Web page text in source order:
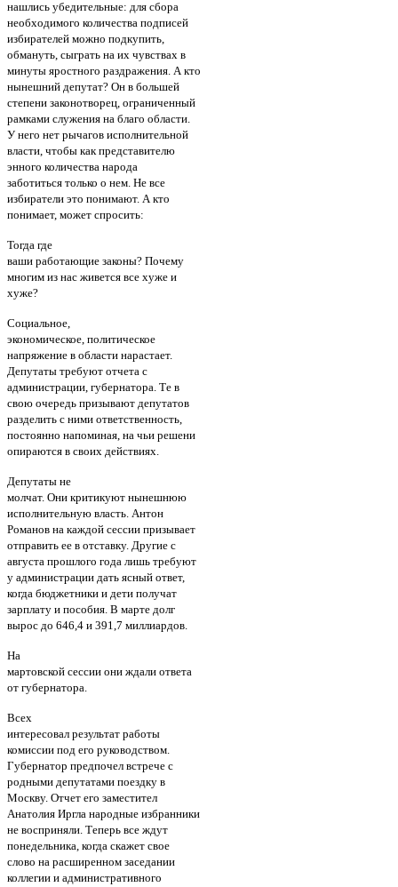
нашлись убедительные: для сбора
необходимого количества подписей
избирателей можно подкупить,
обмануть, сыграть на их чувствах в
минуты яростного раздражения. А кто
нынешний депутат? Он в большей
степени законотворец, ограниченный
рамками служения на благо области.
У него нет рычагов исполнительной
власти, чтобы как представителю
энного количества народа
заботиться только о нем. Не все
избиратели это понимают. А кто
понимает, может спросить:
Тогда где
ваши работающие законы? Почему
многим из нас живется все хуже и
хуже?
Социальное,
экономическое, политическое
напряжение в области нарастает.
Депутаты требуют отчета с
администрации, губернатора. Те в
свою очередь призывают депутатов
разделить с ними ответственность,
постоянно напоминая, на чьи решени
опираются в своих действиях.
Депутаты не
молчат. Они критикуют нынешнюю
исполнительную власть. Антон
Романов на каждой сессии призывает
отправить ее в отставку. Другие с
августа прошлого года лишь требуют
у администрации дать ясный ответ,
когда бюджетники и дети получат
зарплату и пособия. В марте долг
вырос до 646,4 и 391,7 миллиардов.
На
мартовской сессии они ждали ответа
от губернатора.
Всех
интересовал результат работы
комиссии под его руководством.
Губернатор предпочел встрече с
родными депутатами поездку в
Москву. Отчет его заместител
Анатолия Иргла народные избранники
не восприняли. Теперь все ждут
понедельника, когда скажет свое
слово на расширенном заседании
коллегии и административного